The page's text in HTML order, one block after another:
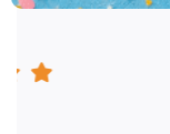
opgeruimd te
Vertrouw op
levertijd